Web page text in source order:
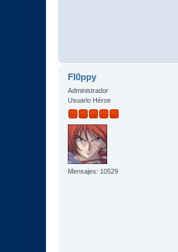
Fl0ppy
Administrador
Usuario Héroe
Mensajes: 10529